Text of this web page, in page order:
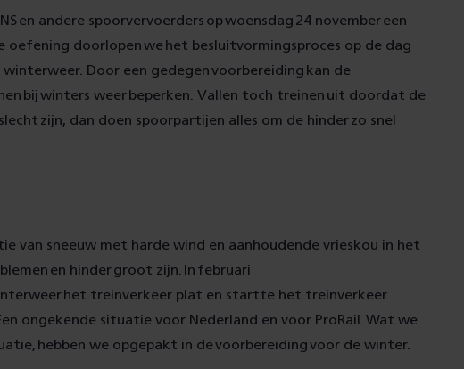
en andere spoorvervoerders op woensdag 24 november een
doorlopen we het besluitvormingsproces op de dag
Door een gedegen voorbereiding kan de
bij winters weer beperken. Vallen toch treinen uit doordat de
zijn, dan doen spoorpartijen alles om de hinder zo snel
van sneeuw met harde wind en aanhoudende vrieskou in het
en hinder groot zijn. In februari
het treinverkeer plat en startte het treinverkeer
ongekende situatie voor Nederland en voor ProRail. Wat we
hebben we opgepakt in de voorbereiding voor de winter.